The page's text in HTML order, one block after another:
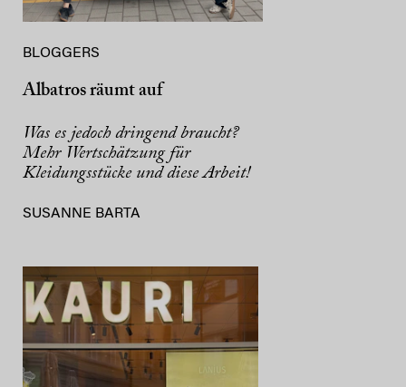
BLOGGERS
Albatros räumt auf
Was es jedoch dringend braucht?
Mehr Wertschätzung für
Kleidungsstücke und diese Arbeit!
SUSANNE BARTA